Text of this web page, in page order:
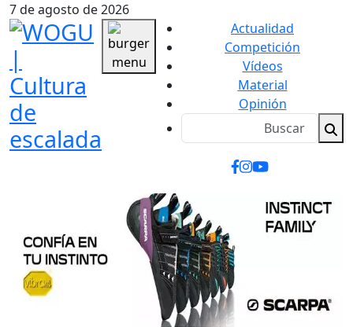
7 de agosto de 2026
Actualidad
Competición
Vídeos
Material
Opinión